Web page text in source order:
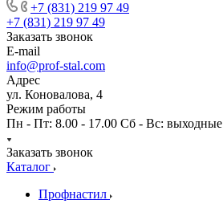
+7 (831) 219 97 49
+7 (831) 219 97 49
Заказать звонок
E-mail
info@prof-stal.com
Адрес
ул. Коновалова, 4
Режим работы
Пн - Пт: 8.00 - 17.00 Сб - Вс: выходные
Заказать звонок
Каталог
Профнастил